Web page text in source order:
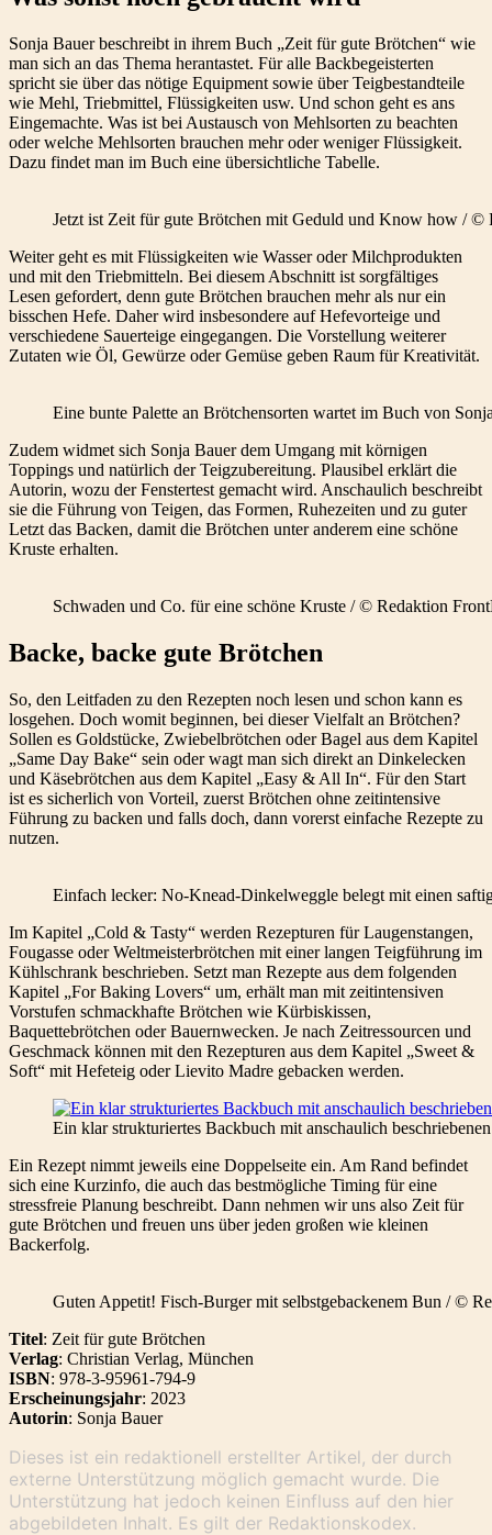
Sonja Bauer beschreibt in ihrem Buch „Zeit für gute Brötchen“ wie
man sich an das Thema herantastet. Für alle Backbegeisterten
spricht sie über das nötige Equipment sowie über Teigbestandteile
wie Mehl, Triebmittel, Flüssigkeiten usw. Und schon geht es ans
Eingemachte. Was ist bei Austausch von Mehlsorten zu beachten
oder welche Mehlsorten brauchen mehr oder weniger Flüssigkeit.
Dazu findet man im Buch eine übersichtliche Tabelle.
Jetzt ist Zeit für gute Brötchen mit Geduld und Know how / ©
Weiter geht es mit Flüssigkeiten wie Wasser oder Milchprodukten
und mit den Triebmitteln. Bei diesem Abschnitt ist sorgfältiges
Lesen gefordert, denn gute Brötchen brauchen mehr als nur ein
bisschen Hefe. Daher wird insbesondere auf Hefevorteige und
verschiedene Sauerteige eingegangen. Die Vorstellung weiterer
Zutaten wie Öl, Gewürze oder Gemüse geben Raum für Kreativität.
Eine bunte Palette an Brötchensorten wartet im Buch von
Zudem widmet sich Sonja Bauer dem Umgang mit körnigen
Toppings und natürlich der Teigzubereitung. Plausibel erklärt die
Autorin, wozu der Fenstertest gemacht wird. Anschaulich beschreibt
sie die Führung von Teigen, das Formen, Ruhezeiten und zu guter
Letzt das Backen, damit die Brötchen unter anderem eine schöne
Kruste erhalten.
Schwaden und Co. für eine schöne Kruste / © Redaktion
Backe, backe gute Brötchen
So, den Leitfaden zu den Rezepten noch lesen und schon kann es
losgehen. Doch womit beginnen, bei dieser Vielfalt an Brötchen?
Sollen es Goldstücke, Zwiebelbrötchen oder Bagel aus dem Kapitel
„Same Day Bake“ sein oder wagt man sich direkt an Dinkelecken
und Käsebrötchen aus dem Kapitel „Easy & All In“. Für den Start
ist es sicherlich von Vorteil, zuerst Brötchen ohne zeitintensive
Führung zu backen und falls doch, dann vorerst einfache Rezepte zu
nutzen.
Einfach lecker: No-Knead-Dinkelweggle belegt mit einen
Im Kapitel „Cold & Tasty“ werden Rezepturen für Laugenstangen,
Fougasse oder Weltmeisterbrötchen mit einer langen Teigführung im
Kühlschrank beschrieben. Setzt man Rezepte aus dem folgenden
Kapitel „For Baking Lovers“ um, erhält man mit zeitintensiven
Vorstufen schmackhafte Brötchen wie Kürbiskissen,
Baquettebrötchen oder Bauernwecken. Je nach Zeitressourcen und
Geschmack können mit den Rezepturen aus dem Kapitel „Sweet &
Soft“ mit Hefeteig oder Lievito Madre gebacken werden.
Ein klar strukturiertes Backbuch mit anschaulich
Ein Rezept nimmt jeweils eine Doppelseite ein. Am Rand befindet
sich eine Kurzinfo, die auch das bestmögliche Timing für eine
stressfreie Planung beschreibt. Dann nehmen wir uns also Zeit für
gute Brötchen und freuen uns über jeden großen wie kleinen
Backerfolg.
Guten Appetit! Fisch-Burger mit selbstgebackenem Bun / ©
Titel: Zeit für gute Brötchen
Verlag: Christian Verlag, München
ISBN: 978-3-95961-794-9
Erscheinungsjahr: 2023
Autorin: Sonja Bauer
Dieses ist ein redaktionell erstellter Artikel, der durch
externe Unterstützung möglich gemacht wurde. Die
Unterstützung hat jedoch keinen Einfluss auf den hier
abgebildeten Inhalt. Es gilt der Redaktionskodex.